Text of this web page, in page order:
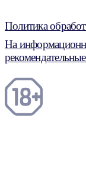
Политика
На